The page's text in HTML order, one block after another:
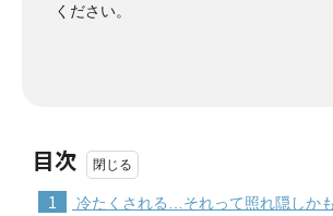
ください。
目次
1 冷たくされる…それって照れ隠しかも